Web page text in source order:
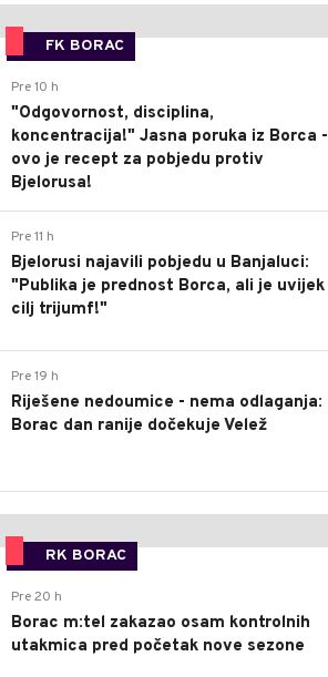
FK BORAC
Pre 10 h
"Odgovornost, disciplina,
koncentracija!" Jasna poruka iz Borca -
ovo je recept za pobjedu protiv
Bjelorusa!
Pre 11 h
Bjelorusi najavili pobjedu u Banjaluci:
"Publika je prednost Borca, ali je uvijek
cilj trijumf!"
Pre 19 h
Riješene nedoumice - nema odlaganja:
Borac dan ranije dočekuje Velež
RK BORAC
Pre 20 h
Borac m:tel zakazao osam kontrolnih
utakmica pred početak nove sezone